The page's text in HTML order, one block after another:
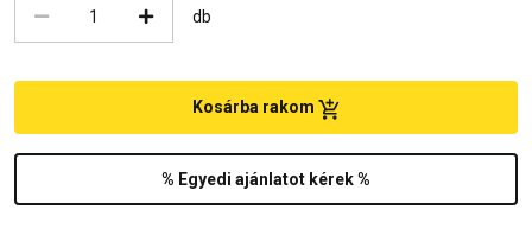
db
% Egyedi ajánlatot kérek %
Kosárba rakom